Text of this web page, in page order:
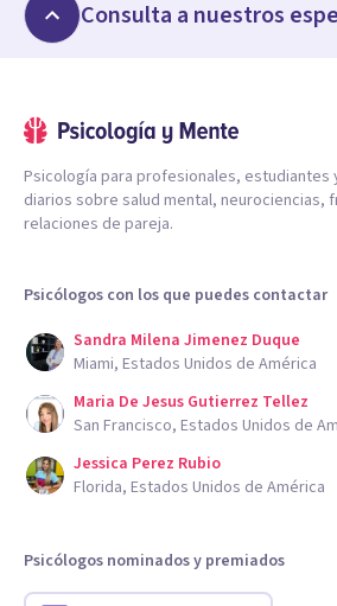
Consulta a nuestros
Psicología para profesionales, estudiantes
diarios sobre salud mental, neurociencias,
relaciones de pareja.
Psicólogos con los que puedes contactar
Sandra Milena Jimenez Duque
Miami, Estados Unidos de América
Maria De Jesus Gutierrez Tellez
San Francisco, Estados Unidos de
Jessica Perez Rubio
Florida, Estados Unidos de América
Psicólogos nominados y premiados